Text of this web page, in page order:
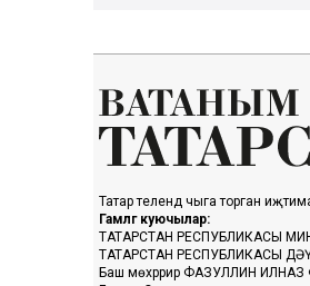
Татар телендә чыга торган
Гамәлгә куючылар:
ТАТАРСТАН РЕСПУБЛИКАСЫ
ТАТАРСТАН РЕСПУБЛИКАСЫ
Баш мөхәррир ФАЗУЛЛИН